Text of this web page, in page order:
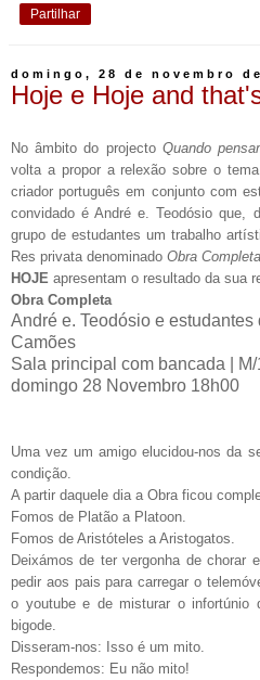
Partilhar
domingo, 28 de novembro
Hoje e Hoje and
No âmbito do projecto Quando
volta a propor a relexão sobre o
criador português em conjunto com
convidado é André e. Teodósio que,
grupo de estudantes um trabalho
Res privata denominado Obra Completa
HOJE apresentam o resultado da sua
Obra Completa
André e. Teodósio e
Camões
Sala principal com bancada | M/
domingo 28 Novembro 18h00
Uma vez um amigo elucidou-nos da
condição.
A partir daquele dia a Obra ficou
Fomos de Platão a Platoon.
Fomos de Aristóteles a Aristogatos.
Deixámos de ter vergonha de chorar
pedir aos pais para carregar o
o youtube e de misturar o
bigode.
Disseram-nos: Isso é um mito.
Respondemos: Eu não mito!